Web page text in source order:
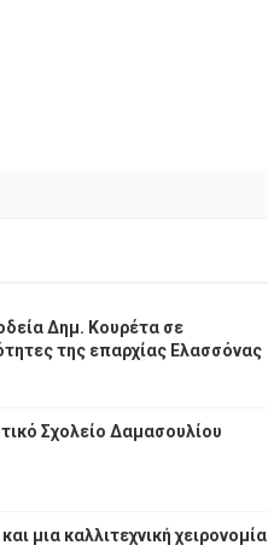
Δημ. Κουρέτα σε
της επαρχίας Ελασσόνας
Σχολείο Δαμασουλίου
μια καλλιτεχνική χειρονομία